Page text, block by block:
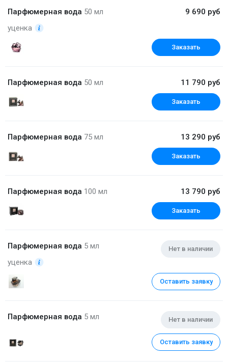
Парфюмерная вода 50 мл
уценка
9 690 руб
Заказать
Парфюмерная вода 50 мл 11 790 руб
Заказать
Парфюмерная вода 75 мл 13 290 руб
Заказать
Парфюмерная вода 100 мл 13 790 руб
Заказать
Парфюмерная вода 5 мл
уценка
Нет в наличии
Оставить заявку
Парфюмерная вода 5 мл Нет в наличии
Оставить заявку